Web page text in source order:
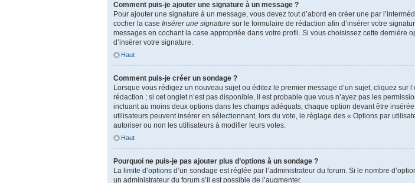
Comment puis-je ajouter une signature à un message ?
Pour ajouter une signature à un message, vous devez tout d’abord en créer une par
cocher la case Insérer une signature sur le formulaire de rédaction afin d’insérer votre
messages en cochant la case appropriée dans votre profil. Si vous choisissez cette dernière
d’insérer votre signature.
Haut
Comment puis-je créer un sondage ?
Lorsque vous rédigez un nouveau sujet ou éditez le premier message d’un sujet, cliquez
rédaction ; si cet onglet n’est pas disponible, il est probable que vous n’ayez pas les
incluant au moins deux options dans les champs adéquats, chaque option devant être
utilisateurs peuvent insérer en sélectionnant, lors du vote, le réglage des « Options par
autoriser ou non les utilisateurs à modifier leurs votes.
Haut
Pourquoi ne puis-je pas ajouter plus d’options à un sondage ?
La limite d’options d’un sondage est réglée par l’administrateur du forum. Si le nombre
un administrateur du forum s’il est possible de l’augmenter.